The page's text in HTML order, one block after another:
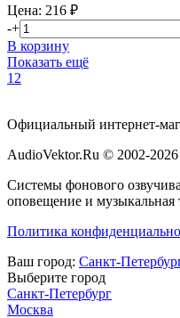
Цена: 216 ₽
-+
В корзину
Показать ещё
1 2
Официальный интернет-
AudioVektor.Ru © 2002-2026
Системы фонового
оповещение и музыкальная
Политика
Ваш город: Санкт-
Выберите город
Санкт-Петербург
Москва